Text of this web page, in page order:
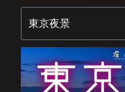
東京夜景